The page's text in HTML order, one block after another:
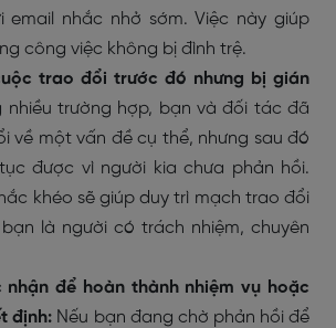
email nhắc nhở sớm. Việc này giúp
công việc không bị đình trệ.
trao đổi trước đó nhưng bị gián
nhiều trường hợp, bạn và đối tác đã
về một vấn đề cụ thể, nhưng sau đó
được vì người kia chưa phản hồi.
khéo sẽ giúp duy trì mạch trao đổi
là người có trách nhiệm, chuyên
nhận để hoàn thành nhiệm vụ hoặc
định: Nếu bạn đang chờ phản hồi để